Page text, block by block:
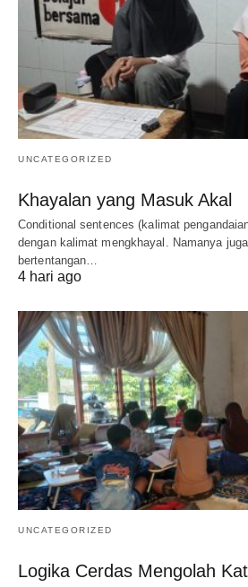
UNCATEGORIZED
Khayalan yang Masuk Akal
Conditional sentences (kalimat
dengan kalimat mengkhayal. Namanya
bertentangan…
4 hari ago
UNCATEGORIZED
Logika Cerdas Mengolah